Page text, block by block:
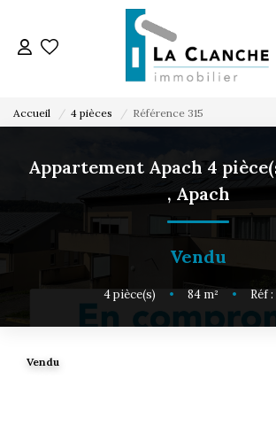
L'AGENCE
VENTE
LOCATION
ESTIMATION
Accueil 4 pièces Référence 315
Appartement Apach 4
, Apach
Vendu
4pièce(s) • 84 m² • Réf :
Vendu